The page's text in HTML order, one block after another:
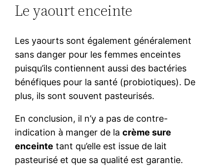
Le yaourt enceinte
Les yaourts sont également généralement
sans danger pour les femmes enceintes
puisqu’ils contiennent aussi des bactéries
bénéfiques pour la santé (probiotiques). De
plus, ils sont souvent pasteurisés.
En conclusion, il n’y a pas de contre-
indication à manger de lacrème sure
enceinte tant qu’elle est issue de lait
pasteurisé et que sa qualité est garantie.